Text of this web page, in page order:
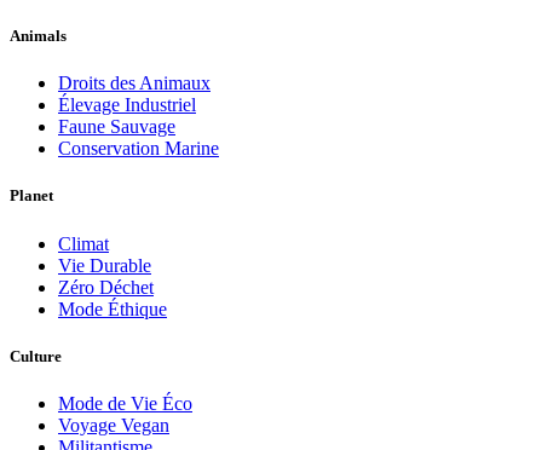
Animals
Droits des Animaux
Élevage Industriel
Faune Sauvage
Conservation Marine
Planet
Climat
Vie Durable
Zéro Déchet
Mode Éthique
Culture
Mode de Vie Éco
Voyage Vegan